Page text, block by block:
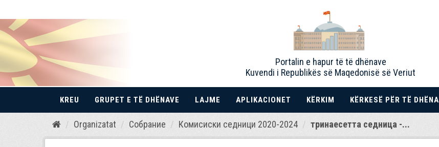
Kalo
Portalin e hapur të të dhënave
Kuvendi i Republikës së Maqedonisë së Veriut
KREU GRUPET E TË DHËNAVE LAJME APLIKACIONET KËRKIM KËRKESË PËR TË DHËNA
Organizatat Собрание Комисиски седници 2020-2024 тринаесетта седница -...